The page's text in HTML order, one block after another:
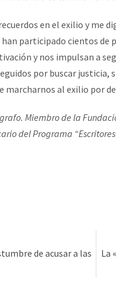
en el exilio y me
han participado cientos
y nos impulsan a
por buscar justicia,
marcharnos al exilio por
Miembro de la
del Programa
de acusar a las
La